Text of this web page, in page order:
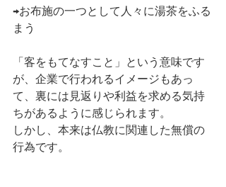
→お布施の一つとして人々に湯茶をふる
まう
「客をもてなすこと」という意味です
が、企業で行われるイメージもあっ
て、裏には見返りや利益を求める気持
ちがあるように感じられます。
しかし、本来は仏教に関連した無償の
行為です。